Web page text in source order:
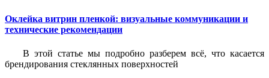
Оклейка витрин пленкой: визуальные коммуникации и
технические рекомендации
В этой статье мы подробно разберем всё, что касается
брендирования стеклянных поверхностей